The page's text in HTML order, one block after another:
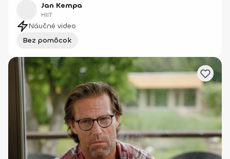
Jan Kempa
HIIT
Náučné video
Bez pomôcok